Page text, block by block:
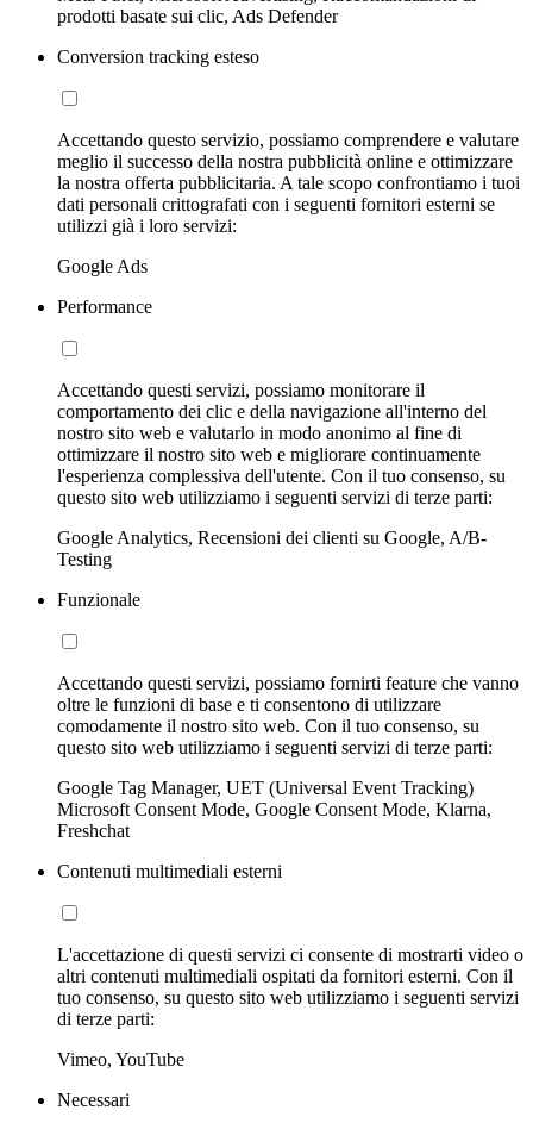
prodotti basate sui clic, Ads Defender
Conversion tracking esteso
Accettando questo servizio, possiamo comprendere e valutare
meglio il successo della nostra pubblicità online e ottimizzare
la nostra offerta pubblicitaria. A tale scopo confrontiamo i tuoi
dati personali crittografati con i seguenti fornitori esterni se
utilizzi già i loro servizi:
Google Ads
Performance
Accettando questi servizi, possiamo monitorare il
comportamento dei clic e della navigazione all'interno del
nostro sito web e valutarlo in modo anonimo al fine di
ottimizzare il nostro sito web e migliorare continuamente
l'esperienza complessiva dell'utente. Con il tuo consenso, su
questo sito web utilizziamo i seguenti servizi di terze parti:
Google Analytics, Recensioni dei clienti su Google, A/B-
Testing
Funzionale
Accettando questi servizi, possiamo fornirti feature che vanno
oltre le funzioni di base e ti consentono di utilizzare
comodamente il nostro sito web. Con il tuo consenso, su
questo sito web utilizziamo i seguenti servizi di terze parti:
Google Tag Manager, UET (Universal Event Tracking)
Microsoft Consent Mode, Google Consent Mode, Klarna,
Freshchat
Contenuti multimediali esterni
L'accettazione di questi servizi ci consente di mostrarti video o
altri contenuti multimediali ospitati da fornitori esterni. Con il
tuo consenso, su questo sito web utilizziamo i seguenti servizi
di terze parti:
Vimeo, YouTube
Necessari